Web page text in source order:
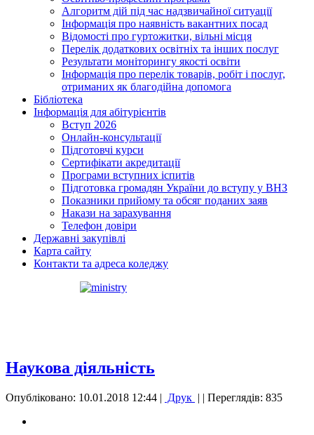
Алгоритм дій під час надзвичайної ситуації
Інформація про наявність вакантних посад
Відомості про гуртожитки, вільні місця
Перелік додаткових освітніх та інших послуг
Результати моніторингу якості освіти
Інформація про перелік товарів, робіт і послуг,
отриманих як благодійна допомога
Бібліотека
Інформація для абітурієнтів
Вступ 2026
Онлайн-консультації
Підготовчі курси
Сертифікати акредитації
Програми вступних іспитів
Підготовка громадян України до вступу у ВНЗ
Показники прийому та обсяг поданих заяв
Накази на зарахування
Телефон довіри
Державні закупівлі
Карта сайту
Контакти та адреса коледжу
Наукова діяльність
Опубліковано: 10.01.2018 12:44 | Друк | | Переглядів: 835